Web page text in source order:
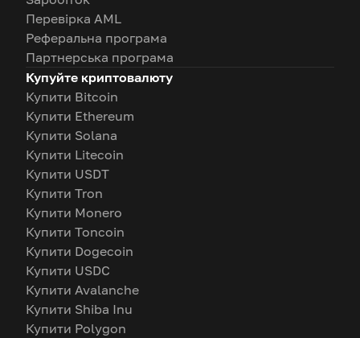
Перевірка AML
Реферальна програма
Партнерська програма
Купуйте криптовалюту
Купити Bitcoin
Купити Ethereum
Купити Solana
Купити Litecoin
Купити USDT
Купити Tron
Купити Monero
Купити Toncoin
Купити Dogecoin
Купити USDC
Купити Avalanche
Купити Shiba Inu
Купити Polygon